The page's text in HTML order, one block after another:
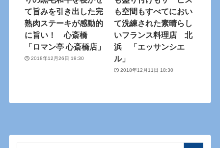
て旨みを引き出した完
熟肉ステーキが感動的
に旨い！ 心斎橋
「ロマン亭 心斎橋店」
2018年12月26日 19:30
も空間もすべてにおい
て洗練された素晴らし
いフランス料理店 北
浜 「エッサンシエ
ル」
2018年12月11日 18:30